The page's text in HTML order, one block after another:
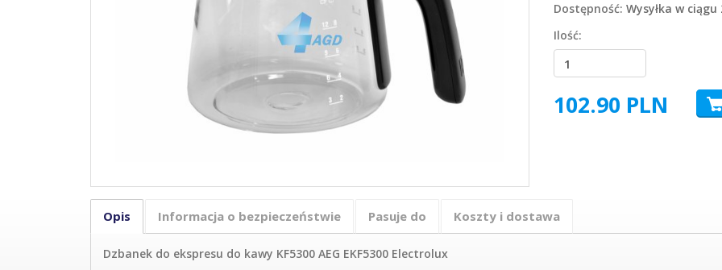
Dostępność: Wysyłka w ciągu
Ilość:
102.90 PLN
Opis Informacja o bezpieczeństwie Pasuje do Koszty i dostawa
Dzbanek do ekspresu do kawy KF5300 AEG EKF5300 Electrolux